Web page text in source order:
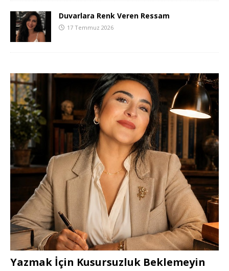
Duvarlara Renk Veren Ressam
17 Temmuz 2026
Yazmak İçin Kusursuzluk Beklemeyin